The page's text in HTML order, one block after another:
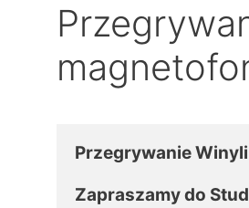
Przegrywanie Winyli
Zapraszamy do